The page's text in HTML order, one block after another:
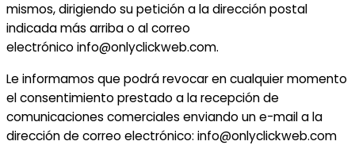
mismos, dirigiendo su petición a la dirección postal
indicada más arriba o al correo
electrónico info@onlyclickweb.com.
Le informamos que podrá revocar en cualquier momento
el consentimiento prestado a la recepción de
comunicaciones comerciales enviando un e-mail a la
dirección de correo electrónico: info@onlyclickweb.com